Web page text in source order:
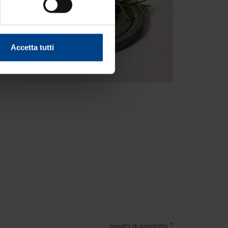
Accetta tutti
novità di prodotto